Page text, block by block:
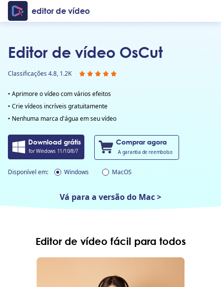
editor de vídeo
Editor de vídeo OsCut
Classificações 4.8, 1.2K
• Aprimore o vídeo com vários efeitos
• Crie vídeos incríveis gratuitamente
• Nenhuma marca d'água em seu vídeo
Download grátis
for Windows 11/10/8/7
Comprar agora
A garantia de reembolso
Disponível em: Windows MacOS
Vá para a versão do Mac >
Editor de vídeo fácil para todos